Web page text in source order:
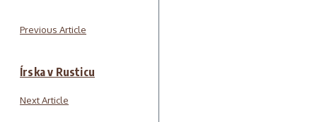
Previous Article
Írska v Rusticu
Next Article